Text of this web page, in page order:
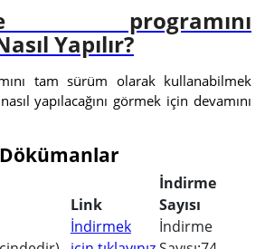
programını
Yapılır?
tam sürüm olarak kullanabilmek
yapılacağını görmek için devamını
Link
İndirme
Sayısı
İndirmek
İndirme